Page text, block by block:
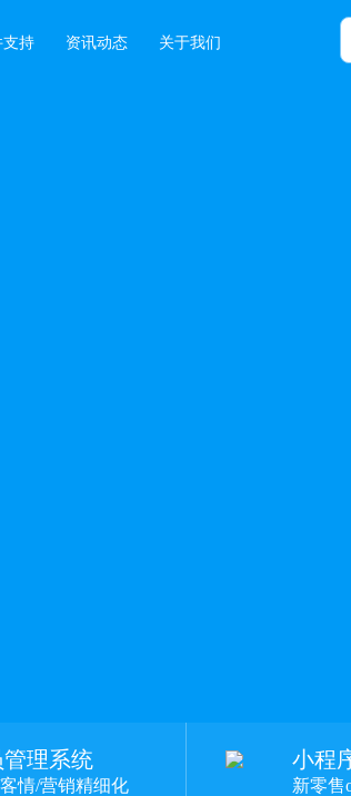
支持 资讯动态 关于我们
理系统
情/营销精细化
小程
新零售